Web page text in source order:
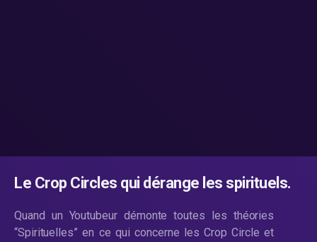
Le Crop Circles qui dérange les spirituels.
Quand un Youtubeur démonte toutes les théories
“Spirituelles” en ce qui concerne les Crop Circle et